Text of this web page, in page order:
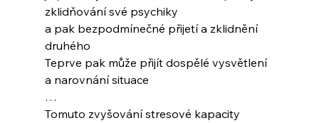
zklidňování své psychiky
a pak bezpodmínečné přijetí a zklidnění
druhého
Teprve pak může přijít dospělé vysvětlení
a narovnání situace
…
Tomuto zvyšování stresové kapacity